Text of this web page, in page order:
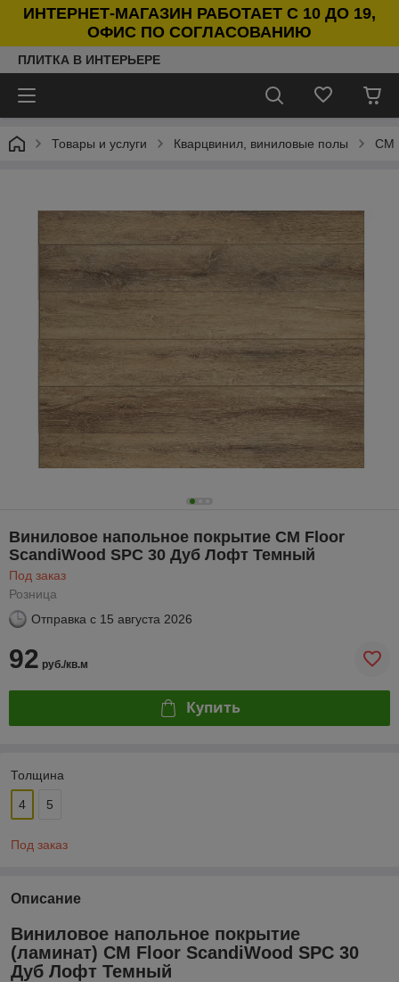
ИНТЕРНЕТ-МАГАЗИН РАБОТАЕТ С 10 ДО 19,
ОФИС ПО СОГЛАСОВАНИЮ
ПЛИТКА В ИНТЕРЬЕРЕ
Товары и услуги Кварцвинил, виниловые полы СM
Виниловое напольное покрытие CM Floor
ScandiWood SPC 30 Дуб Лофт Темный
Под заказ
Розница
Отправка с 15 августа 2026
92 руб./кв.м
Купить
Толщина
4 5
Под заказ
Описание
Виниловое напольное покрытие
(ламинат) CM Floor ScandiWood SPC 30
Дуб Лофт Темный